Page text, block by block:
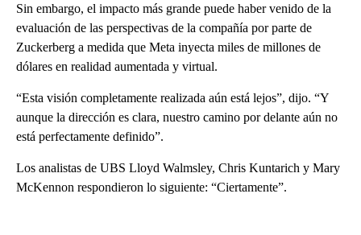
Sin embargo, el impacto más grande puede haber venido de la
evaluación de las perspectivas de la compañía por parte de
Zuckerberg a medida que Meta inyecta miles de millones de
dólares en realidad aumentada y virtual.
“Esta visión completamente realizada aún está lejos”, dijo. “Y
aunque la dirección es clara, nuestro camino por delante aún no
está perfectamente definido”.
Los analistas de UBS Lloyd Walmsley, Chris Kuntarich y Mary
McKennon respondieron lo siguiente: “Ciertamente”.